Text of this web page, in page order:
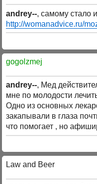
andrey--, самому стало
http://womanadvice.ru/
gogolzmej
andrey--, Мед
мне по молодости
Одно из основных
закапывали в глаза
что помогает , но
Law and Beer